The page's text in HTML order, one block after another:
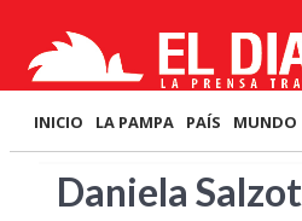
INICIO LA PAMPA PAÍS MUNDO
Daniela